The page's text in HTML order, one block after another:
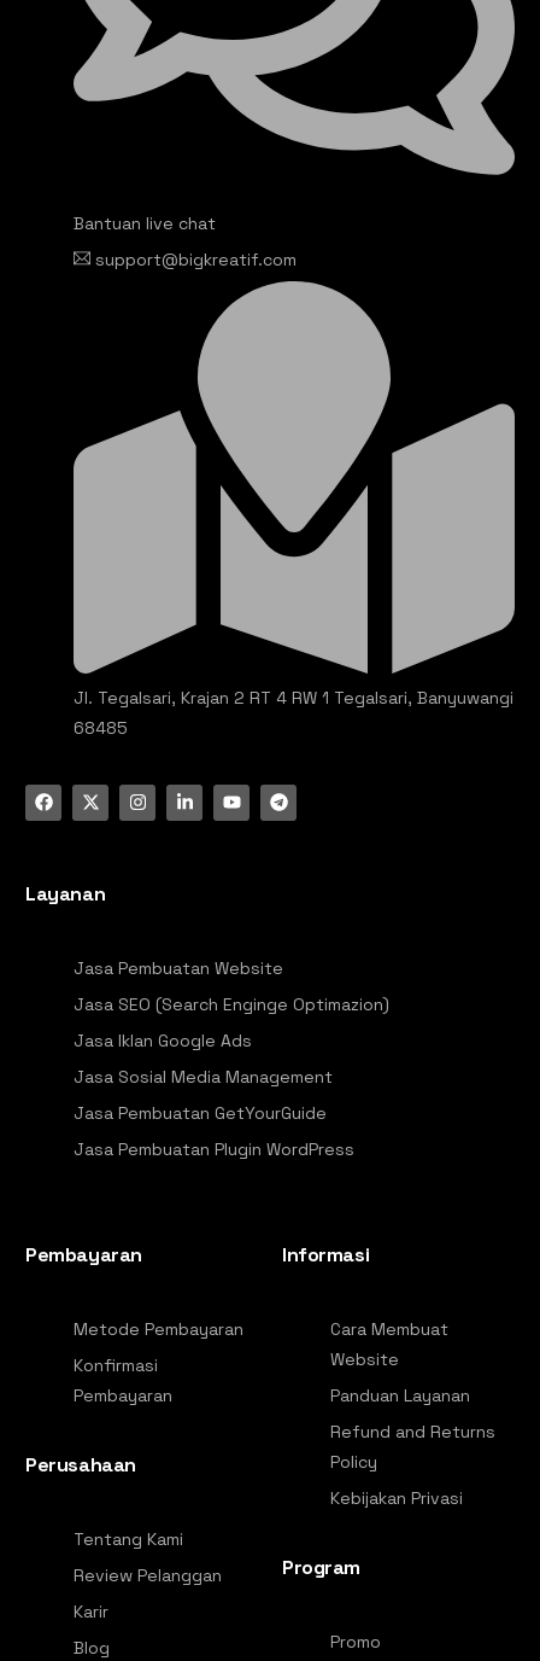
Bantuan live chat
support@bigkreatif.com
Jl. Tegalsari, Krajan 2 RT 4 RW 1 Tegalsari, Banyuwangi
68485
Layanan
Jasa Pembuatan Website
Jasa SEO (Search Enginge Optimazion)
Jasa Iklan Google Ads
Jasa Sosial Media Management
Jasa Pembuatan GetYourGuide
Jasa Pembuatan Plugin WordPress
Pembayaran
Metode Pembayaran
Konfirmasi
Pembayaran
Perusahaan
Tentang Kami
Review Pelanggan
Karir
Blog
Informasi
Cara Membuat
Website
Panduan Layanan
Refund and Returns
Policy
Kebijakan Privasi
Program
Promo